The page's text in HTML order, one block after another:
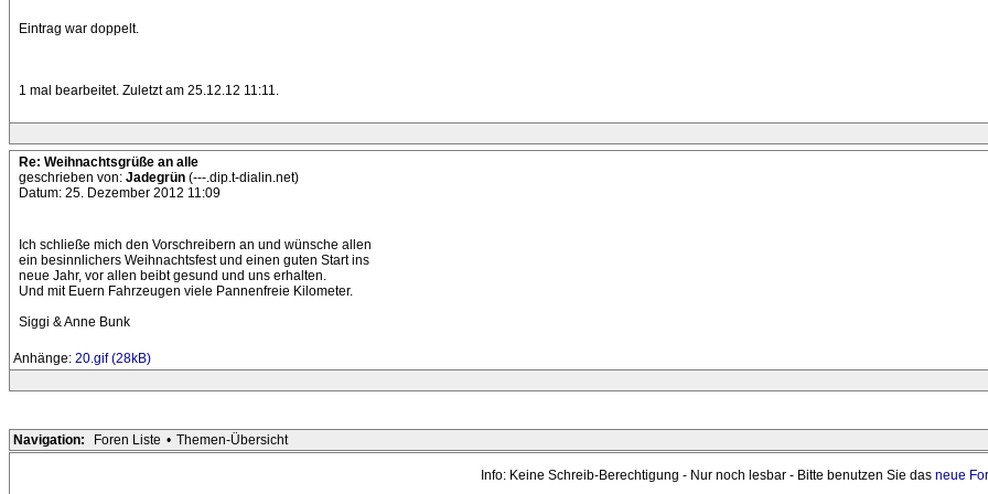
Eintrag war doppelt.
1 mal bearbeitet. Zuletzt am 25.12.12 11:11.
Re: Weihnachtsgrüße an alle
geschrieben von: Jadegrün (---.dip.t-dialin.net)
Datum: 25. Dezember 2012 11:09
Ich schließe mich den Vorschreibern an und wünsche allen
ein besinnlichers Weihnachtsfest und einen guten Start ins
neue Jahr, vor allen beibt gesund und uns erhalten.
Und mit Euern Fahrzeugen viele Pannenfreie Kilometer.
Siggi & Anne Bunk
Anhänge: 20.gif (28kB)
Navigation: Foren Liste • Themen-Übersicht
Info: Keine Schreib-Berechtigung - Nur noch lesbar - Bitte benutzen Sie das neue